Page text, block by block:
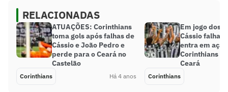
RELACIONADAS
ATUAÇÕES: Corinthians
toma gols após falhas de
Cássio e João Pedro e
perde para o Ceará no
Castelão
Corinthians Há 4 anos
Em jogo dos
Cássio falha,
entra em
Corinthians
Ceará
Corinthians